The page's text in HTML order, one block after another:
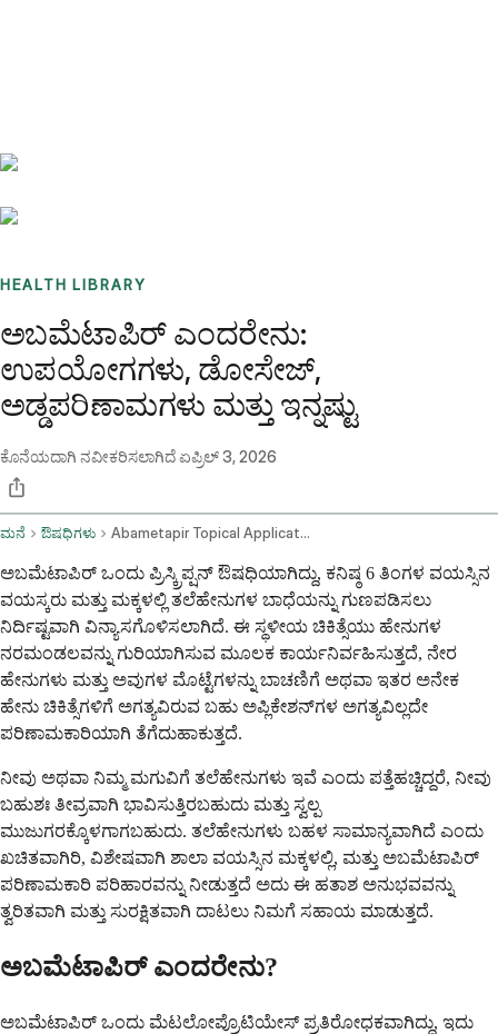
HEALTH LIBRARY
ಅಬಮೆಟಾಪಿರ್ ಎಂದರೇನು:
ಉಪಯೋಗಗಳು, ಡೋಸೇಜ್,
ಅಡ್ಡಪರಿಣಾಮಗಳು ಮತ್ತು ಇನ್ನಷ್ಟು
ಕೊನೆಯದಾಗಿ ನವೀಕರಿಸಲಾಗಿದೆಏಪ್ರಿಲ್ 3, 2026
ಮನೆ ಔಷಧಿಗಳು Abametapir Topical Application Route
ಅಬಮೆಟಾಪಿರ್ ಒಂದು ಪ್ರಿಸ್ಕ್ರಿಪ್ಷನ್ ಔಷಧಿಯಾಗಿದ್ದು, ಕನಿಷ್ಠ 6 ತಿಂಗಳ ವಯಸ್ಸಿನ
ವಯಸ್ಕರು ಮತ್ತು ಮಕ್ಕಳಲ್ಲಿ ತಲೆಹೇನುಗಳ ಬಾಧೆಯನ್ನು ಗುಣಪಡಿಸಲು
ನಿರ್ದಿಷ್ಟವಾಗಿ ವಿನ್ಯಾಸಗೊಳಿಸಲಾಗಿದೆ. ಈ ಸ್ಥಳೀಯ ಚಿಕಿತ್ಸೆಯು ಹೇನುಗಳ
ನರಮಂಡಲವನ್ನು ಗುರಿಯಾಗಿಸುವ ಮೂಲಕ ಕಾರ್ಯನಿರ್ವಹಿಸುತ್ತದೆ, ನೇರ
ಹೇನುಗಳು ಮತ್ತು ಅವುಗಳ ಮೊಟ್ಟೆಗಳನ್ನು ಬಾಚಣಿಗೆ ಅಥವಾ ಇತರ ಅನೇಕ
ಹೇನು ಚಿಕಿತ್ಸೆಗಳಿಗೆ ಅಗತ್ಯವಿರುವ ಬಹು ಅಪ್ಲಿಕೇಶನ್‌ಗಳ ಅಗತ್ಯವಿಲ್ಲದೇ
ಪರಿಣಾಮಕಾರಿಯಾಗಿ ತೆಗೆದುಹಾಕುತ್ತದೆ.
ನೀವು ಅಥವಾ ನಿಮ್ಮ ಮಗುವಿಗೆ ತಲೆಹೇನುಗಳು ಇವೆ ಎಂದು ಪತ್ತೆಹಚ್ಚಿದ್ದರೆ, ನೀವು
ಬಹುಶಃ ತೀವ್ರವಾಗಿ ಭಾವಿಸುತ್ತಿರಬಹುದು ಮತ್ತು ಸ್ವಲ್ಪ
ಮುಜುಗರಕ್ಕೊಳಗಾಗಬಹುದು. ತಲೆಹೇನುಗಳು ಬಹಳ ಸಾಮಾನ್ಯವಾಗಿದೆ ಎಂದು
ಖಚಿತವಾಗಿರಿ, ವಿಶೇಷವಾಗಿ ಶಾಲಾ ವಯಸ್ಸಿನ ಮಕ್ಕಳಲ್ಲಿ, ಮತ್ತು ಅಬಮೆಟಾಪಿರ್
ಪರಿಣಾಮಕಾರಿ ಪರಿಹಾರವನ್ನು ನೀಡುತ್ತದೆ ಅದು ಈ ಹತಾಶ ಅನುಭವವನ್ನು
ತ್ವರಿತವಾಗಿ ಮತ್ತು ಸುರಕ್ಷಿತವಾಗಿ ದಾಟಲು ನಿಮಗೆ ಸಹಾಯ ಮಾಡುತ್ತದೆ.
ಅಬಮೆಟಾಪಿರ್ ಎಂದರೇನು?
ಅಬಮೆಟಾಪಿರ್ ಒಂದು ಮೆಟಲೋಪ್ರೊಟಿಯೇಸ್ ಪ್ರತಿರೋಧಕವಾಗಿದ್ದು, ಇದು